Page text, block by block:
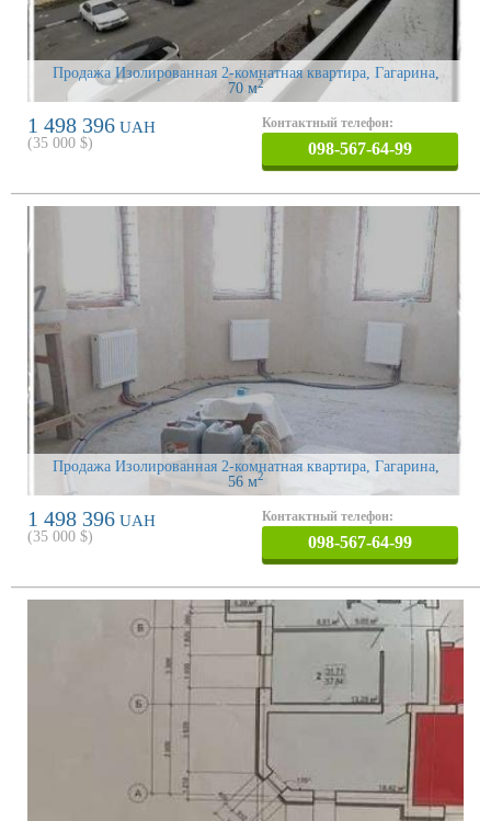
Продажа Изолированная 2-комнатная квартира, Гагарина,
70 м2
1 498 396 UAH
(35 000 $)
Контактный телефон:
098-567-64-99
Продажа Изолированная 2-комнатная квартира, Гагарина,
56 м2
1 498 396 UAH
(35 000 $)
Контактный телефон:
098-567-64-99